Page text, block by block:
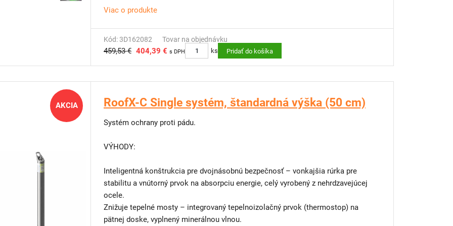
Produkt: DIADEM® Wall Fix
Certifikát výrobcu: A.P.P. Kft.
Webstránka: www.diadem.com
Viac o produkte
Kód: 3D162082 Tovar na objednávku
459,53 € 404,39 € s DPH ks Pridať do košíka
AKCIA RoofX-C Single systém, štandardná výška (50 cm)
Systém ochrany proti pádu.
VÝHODY:
Inteligentná konštrukcia pre dvojnásobnú bezpečnosť – vonkajšia rúrka pre
stabilitu a vnútorný prvok na absorpciu energie, celý vyrobený z nehrdzavejúcej
ocele.
Znižuje tepelné mosty – integrovaný tepelnoizolačný prvok (thermostop) na
pätnej doske, vyplnený minerálnou vlnou.